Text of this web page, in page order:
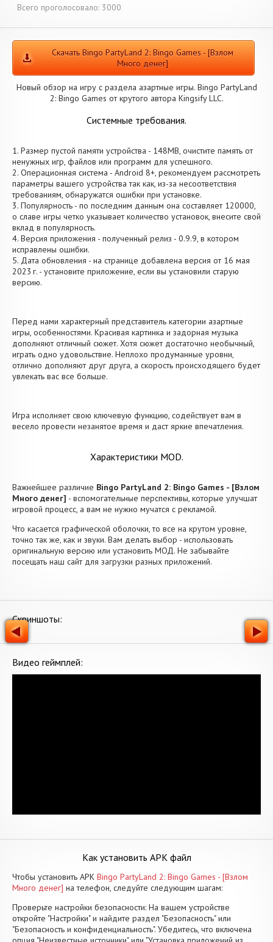
Всего проголосовало: 3000
Скачать Bingo PartyLand 2: Bingo Games - [Взлом
Много денег]
Новый обзор на игру с раздела азартные игры. Bingo PartyLand
2: Bingo Games от крутого автора Kingsify LLC.
Системные требования.
1. Размер пустой памяти устройства - 148MB, очистите память от
ненужных игр, файлов или программ для успешного.
2. Операционная система - Android 8+, рекомендуем рассмотреть
параметры вашего устройства так как, из-за несоответствия
требованиям, обнаружатся ошибки при установке.
3. Популярность - по последним данным она составляет 120000,
о cлаве игры четко указывает количество установок, внесите свой
вклад в популярность.
4. Версия приложения - полученный релиз - 0.9.9, в котором
исправлены ошибки.
5. Дата обновления - на странице добавлена версия от 16 мая
2023 г. - установите приложение, если вы установили старую
версию.
Перед нами характерный представитель категории азартные
игры, особенностями. Красивая картинка и задорная музыка
дополняют отличный сюжет. Хотя сюжет достаточно необычный,
играть одно удовольствие. Неплохо продуманные уровни,
отлично дополняют друг друга, а скорость происходящего будет
увлекать вас все больше.
Игра исполняет свою ключевую функцию, содействует вам в
весело провести незанятое время и даст яркие впечатления.
Характеристики MOD.
Важнейшее различие Bingo PartyLand 2: Bingo Games - [Взлом
Много денег] - вспомогательные перспективы, которые улучшат
игровой процесс, а вам не нужно мучатся с рекламой.
Что касается графической оболочки, то все на крутом уровне,
точно так же, как и звуки. Вам делать выбор - использовать
оригинальную версию или установить МОД. Не забывайте
посещать наш сайт для загрузки разных приложений.
Скриншоты:
Видео геймплей:
Как установить APK файл
Чтобы установить APK Bingo PartyLand 2: Bingo Games - [Взлом
Много денег] на телефон, следуйте следующим шагам:
Проверьте настройки безопасности: На вашем устройстве
откройте "Настройки" и найдите раздел "Безопасность" или
"Безопасность и конфиденциальность". Убедитесь, что включена